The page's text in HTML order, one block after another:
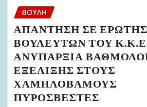
ΒΟΥΛΉ
ΑΠΑΝΤΗΣΗ ΣΕ
ΒΟΥΛΕΥΤΩΝ ΤΟΥ
ΑΝΥΠΑΡΞΙΑ
ΕΞΕΛΙΞΗΣ ΣΤΟΥΣ
ΧΑΜΗΛΟΒΑΜΟΥΣ
ΠΥΡΟΣΒΕΣΤΕΣ